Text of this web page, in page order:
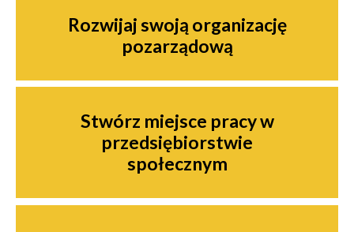
Rozwijaj swoją organizację
pozarządową
Stwórz miejsce pracy w
przedsiębiorstwie
społecznym